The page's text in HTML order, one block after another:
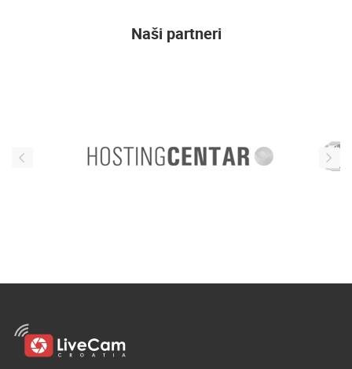
Naši partneri